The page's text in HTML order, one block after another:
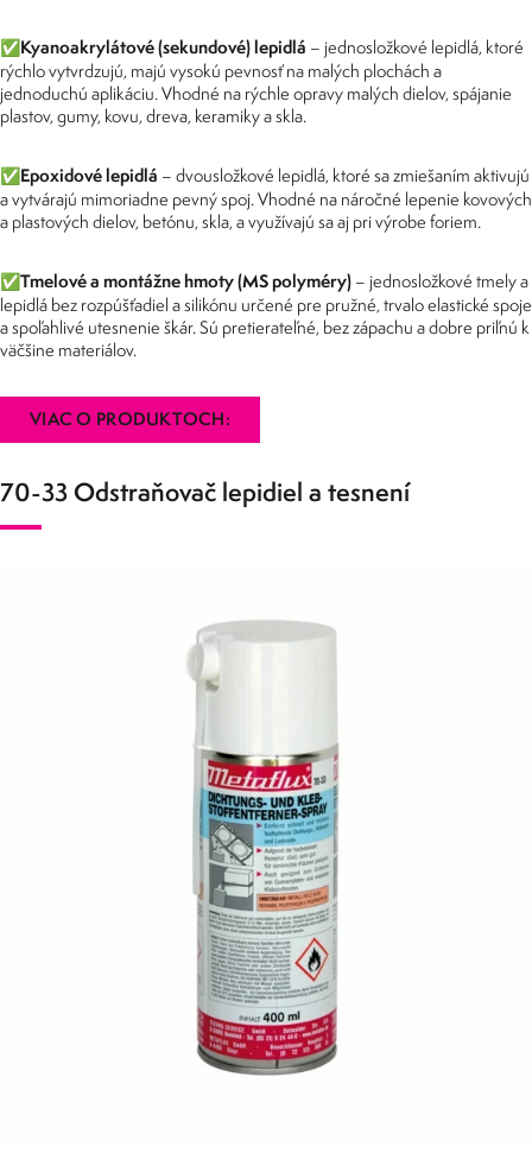
✅Kyanoakrylátové (sekundové) lepidlá – jednosložkové lepidlá, ktoré
rýchlo vytvrdzujú, majú vysokú pevnosť na malých plochách a
jednoduchú aplikáciu. Vhodné na rýchle opravy malých dielov, spájanie
plastov, gumy, kovu, dreva, keramiky a skla.
✅Epoxidové lepidlá – dvousložkové lepidlá, ktoré sa zmiešaním aktivujú
a vytvárajú mimoriadne pevný spoj. Vhodné na náročné lepenie kovových
a plastových dielov, betónu, skla, a využívajú sa aj pri výrobe foriem.
✅Tmelové a montážne hmoty (MS polyméry) – jednosložkové tmely a
lepidlá bez rozpúšťadiel a silikónu určené pre pružné, trvalo elastické spoje
a spoľahlivé utesnenie škár. Sú pretierateľné, bez zápachu a dobre priľnú k
väčšine materiálov.
VIAC O PRODUKTOCH:
70-33 Odstraňovač lepidiel a tesnení